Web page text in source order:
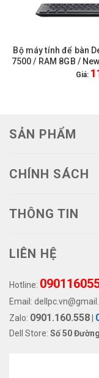
Bộ máy tính để bàn
7500 / RAM 8GB /
22 inch
Giá:
SẢN PHẨM
CHÍNH SÁCH
THÔNG TIN
LIÊN HỆ
Hotline:
Email:
Zalo: 0901.160.558
Dell Store: Số 50